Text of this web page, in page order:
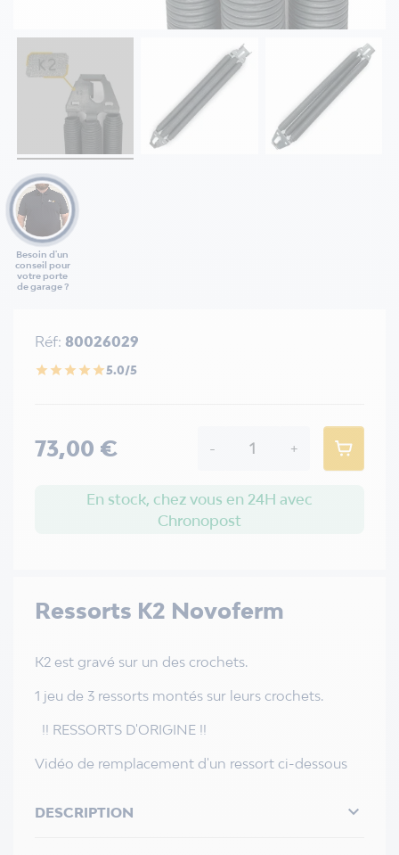
Besoin d'un
conseil pour
votre porte
de garage ?
Ressorts K2 Novoferm
K2 est gravé sur un des crochets.
1 jeu de 3 ressorts montés sur leurs crochets.
!! RESSORTS D'ORIGINE !!
Vidéo de remplacement d'un ressort ci-dessous
DESCRIPTION 
Réf: 80026029
star star star star star5.0/5
73,00 € - +
En stock, chez vous en 24H avec
Chronopost